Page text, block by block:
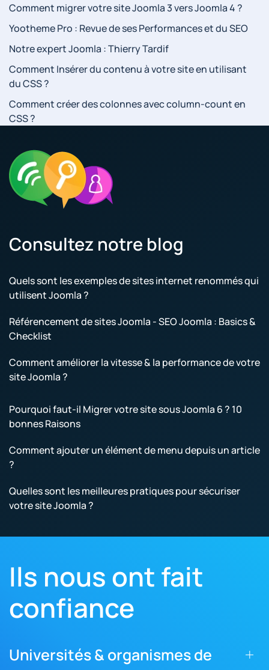
Comment migrer votre site Joomla 3 vers Joomla 4 ?
Yootheme Pro : Revue de ses Performances et du SEO
Notre expert Joomla : Thierry Tardif
Comment Insérer du contenu à votre site en utilisant
du CSS ?
Comment créer des colonnes avec column-count en
CSS ?
Consultez notre blog
Quels sont les exemples de sites internet renommés qui
utilisent Joomla ?
Référencement de sites Joomla - SEO Joomla : Basics &
Checklist
Comment améliorer la vitesse & la performance de votre
site Joomla ?
Pourquoi faut-il Migrer votre site sous Joomla 6 ? 10
bonnes Raisons
Comment ajouter un élément de menu depuis un article
?
Quelles sont les meilleures pratiques pour sécuriser
votre site Joomla ?
Ils nous ont fait
confiance
Universités & organismes de